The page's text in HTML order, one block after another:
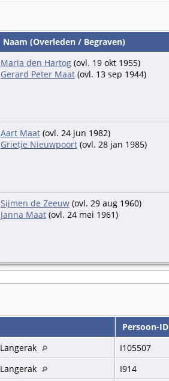
Naam (Overleden / Begraven)
Maria den Hartog(ovl. 19 okt 1955)
Gerard Peter Maat(ovl. 13 sep 1944)
Aart Maat(ovl. 24 jun 1982)
Grietje Nieuwpoort(ovl. 28 jan 1985)
Sijmen de Zeeuw(ovl. 29 aug 1960)
Janna Maat(ovl. 24 mei 1961)
Persoon-ID
Langerak
I105507
Langerak
I914